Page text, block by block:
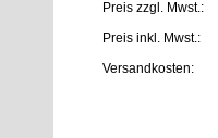
Preiszzgl. Mwst.:
Preisinkl. Mwst.:
Versandkosten: